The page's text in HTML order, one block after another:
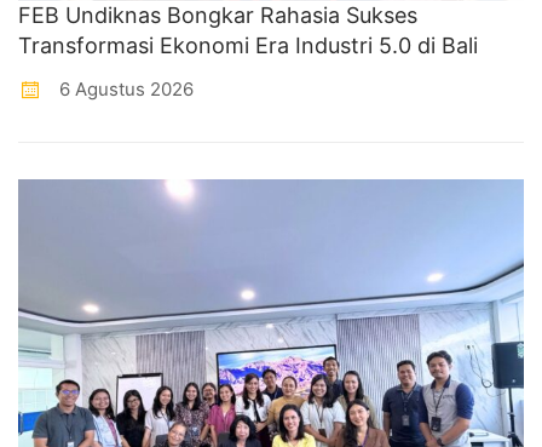
FEB Undiknas Bongkar Rahasia Sukses
Transformasi Ekonomi Era Industri 5.0 di Bali
6 Agustus 2026